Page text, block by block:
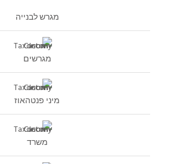
מגרש לבנייה
מגרשים
מיני פנטהאוז
משרד